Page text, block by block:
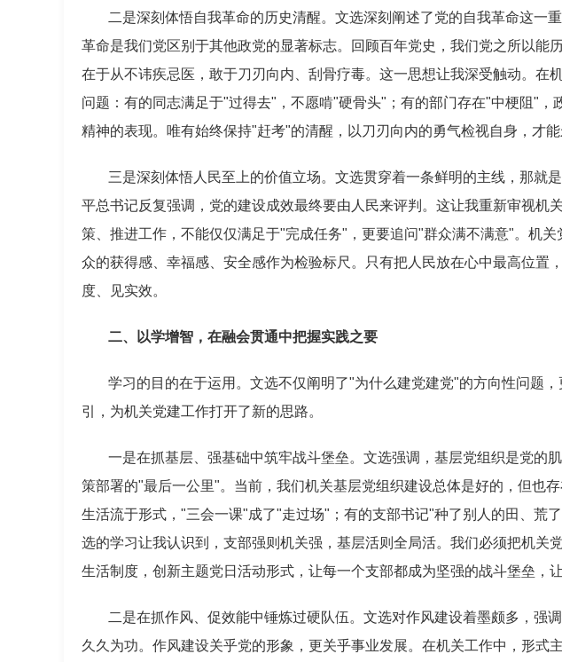
二是深刻体悟自我革命的历史清醒。文选深刻阐述了党的自我革命这一
革命是我们党区别于其他政党的显著标志。回顾百年党史，我们党之所以能
在于从不讳疾忌医，敢于刀刃向内、刮骨疗毒。这一思想让我深受触动。在
问题：有的同志满足于"过得去"，不愿啃"硬骨头"；有的部门存在"中梗阻"，
精神的表现。唯有始终保持"赶考"的清醒，以刀刃向内的勇气检视自身，才能
三是深刻体悟人民至上的价值立场。文选贯穿着一条鲜明的主线，那就
平总书记反复强调，党的建设成效最终要由人民来评判。这让我重新审视机
策、推进工作，不能仅仅满足于"完成任务"，更要追问"群众满不满意"。机
众的获得感、幸福感、安全感作为检验标尺。只有把人民放在心中最高位置
度、见实效。
二、以学增智，在融会贯通中把握实践之要
学习的目的在于运用。文选不仅阐明了"为什么建党建党"的方向性问题
引，为机关党建工作打开了新的思路。
一是在抓基层、强基础中筑牢战斗堡垒。文选强调，基层党组织是党的
策部署的"最后一公里"。当前，我们机关基层党组织建设总体是好的，但也
生活流于形式，"三会一课"成了"走过场"；有的支部书记"种了别人的田、荒
选的学习让我认识到，支部强则机关强，基层活则全局活。我们必须把机关
生活制度，创新主题党日活动形式，让每一个支部都成为坚强的战斗堡垒，
二是在抓作风、促效能中锤炼过硬队伍。文选对作风建设着墨颇多，强
久久为功。作风建设关乎党的形象，更关乎事业发展。在机关工作中，形式